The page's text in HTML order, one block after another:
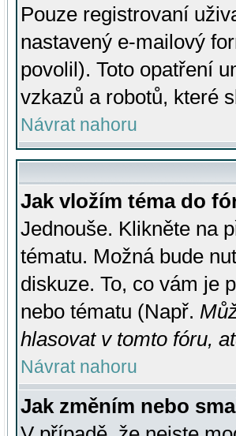
Pouze registrovaní
nastavený e-mailový
povolil). Toto opatření
vzkazů a robotů, které
Návrat nahoru
Jak vložím téma do
Jednouše. Klikněte na
tématu. Možná bude
diskuze. To, co vám je
nebo tématu (Např.
hlasovat v tomto fóru,
Návrat nahoru
Jak změním nebo